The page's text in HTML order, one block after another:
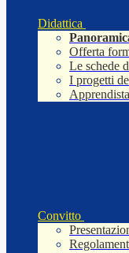
Didattica
Offerta
Le schede
I progetti
Convitto